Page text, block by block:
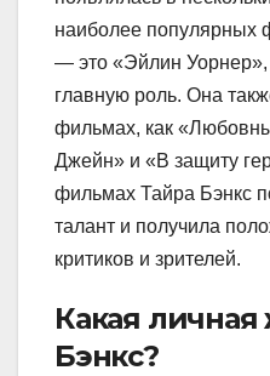
наиболее популярных
— это «Эйлин Уорнер»,
главную роль. Она
фильмах, как
Джейн» и «В защиту
фильмах Тайра Бэнкс
талант и получила
критиков и зрителей.
Какая
Бэнкс?